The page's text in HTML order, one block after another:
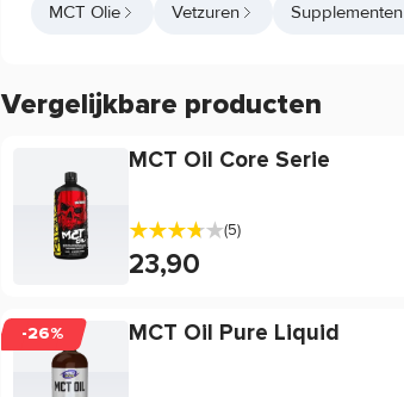
MCT Olie Vetzuren Supplementen
Vergelijkbare producten
MCT Oil Core Serie
(5)
23,90
-26% MCT Oil Pure Liquid